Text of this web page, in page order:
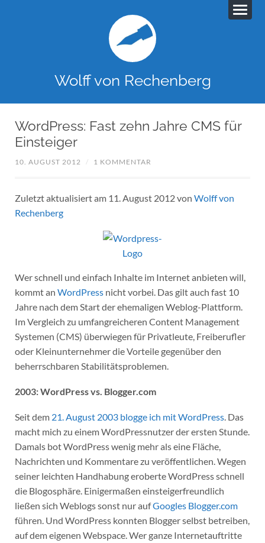
Wolff von Rechenberg
WordPress: Fast zehn Jahre CMS für
Einsteiger
10. AUGUST 2012 / 1 KOMMENTAR
Zuletzt aktualisiert am 11. August 2012 von Wolff von
Rechenberg
Wer schnell und einfach Inhalte im Internet anbieten will,
kommt an WordPressnicht vorbei. Das gilt auch fast 10
Jahre nach dem Start der ehemaligen Weblog-Plattform.
Im Vergleich zu umfangreicheren Content Management
Systemen (CMS) überwiegen für Privatleute, Freiberufler
oder Kleinunternehmer die Vorteile gegenüber den
beherrschbaren Stabilitätsproblemen.
2003: WordPress vs. Blogger.com
Seit dem 21. August 2003 blogge ich mit WordPress. Das
macht mich zu einem WordPressnutzer der ersten Stunde.
Damals bot WordPress wenig mehr als eine Fläche,
Nachrichten und Kommentare zu veröffentlichen. Wegen
seiner leichten Handhabung eroberte WordPress schnell
die Blogosphäre. Einigermaßen einsteigerfreundlich
ließen sich Weblogs sonst nur aufGoogles Blogger.com
führen. Und WordPress konnten Blogger selbst betreiben,
auf dem eigenen Webspace. Wer ganze Internetauftritte